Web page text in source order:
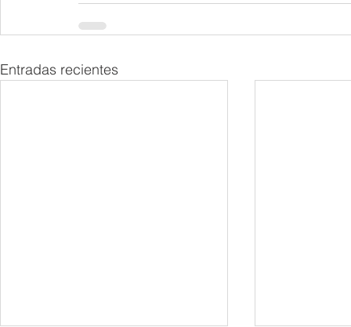
Entradas recientes